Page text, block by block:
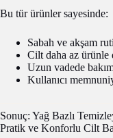
Bu tür ürünler sayesinde:
Sabah ve akşam
Cilt daha az ürünle
Uzun vadede
Kullanıcı
Sonuç: Yağ Bazlı
Pratik ve Konforlu Cilt